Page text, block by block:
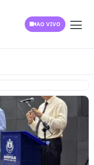
AO VIVO